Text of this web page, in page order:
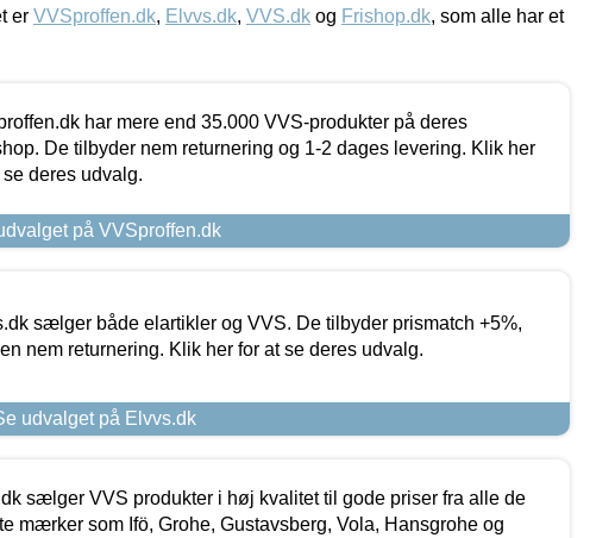
er VVSproffen.dk, Elvvs.dk, VVS.dk og Frishop.dk, som alle har et
har mere end 35.000 VVS-produkter på deres
De tilbyder nem returnering og 1-2 dages levering. Klik her
se deres udvalg.
på VVSproffen.dk
sælger både elartikler og VVS. De tilbyder prismatch +5%,
nem returnering. Klik her for at se deres udvalg.
udvalget på Elvvs.dk
sælger VVS produkter i høj kvalitet til gode priser fra alle de
mærker som Ifö, Grohe, Gustavsberg, Vola, Hansgrohe og